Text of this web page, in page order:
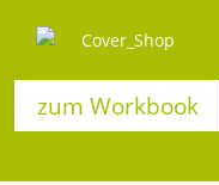
zum Workbook